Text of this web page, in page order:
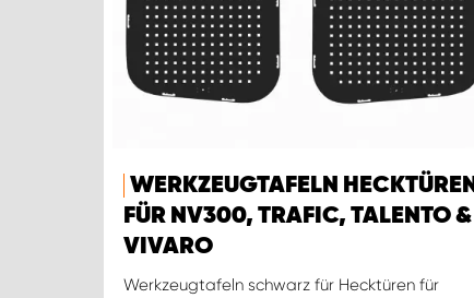
WERKZEUGTAFELN HECKTÜREN
FÜR NV300, TRAFIC, TALENTO &
VIVARO
Werkzeugtafeln schwarz für Hecktüren für